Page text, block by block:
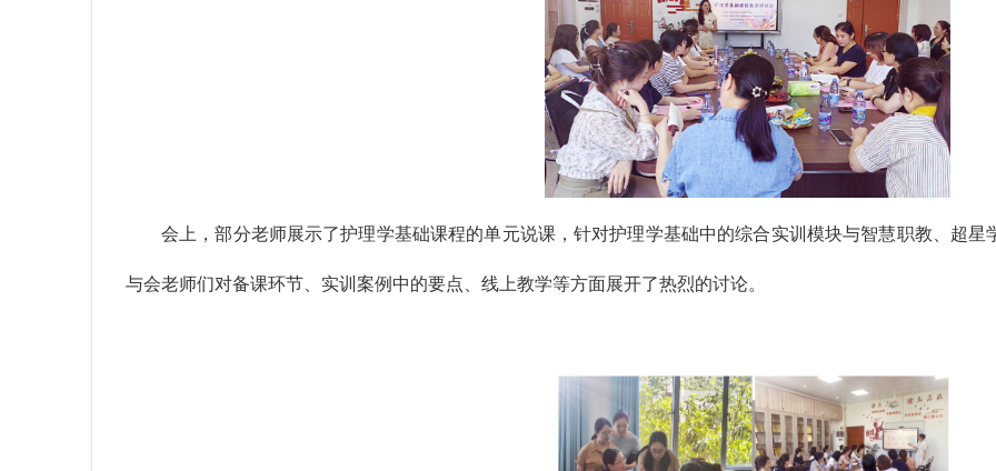
会上，部分老师展示了护理学基础课程的单元说课，针对护理学基础中的综合实训模块与智慧职教、超星
与会老师们对备课环节、实训案例中的要点、线上教学等方面展开了热烈的讨论。